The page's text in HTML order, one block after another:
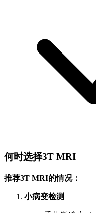
何时选择3T MRI
推荐3T MRI的情况：
小病变检测